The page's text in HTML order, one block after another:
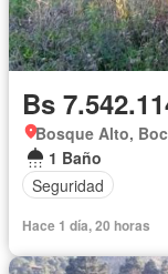
Bs
Bosque Alto,
1 Baño
Seguridad
Hace 1 día, 20 horas